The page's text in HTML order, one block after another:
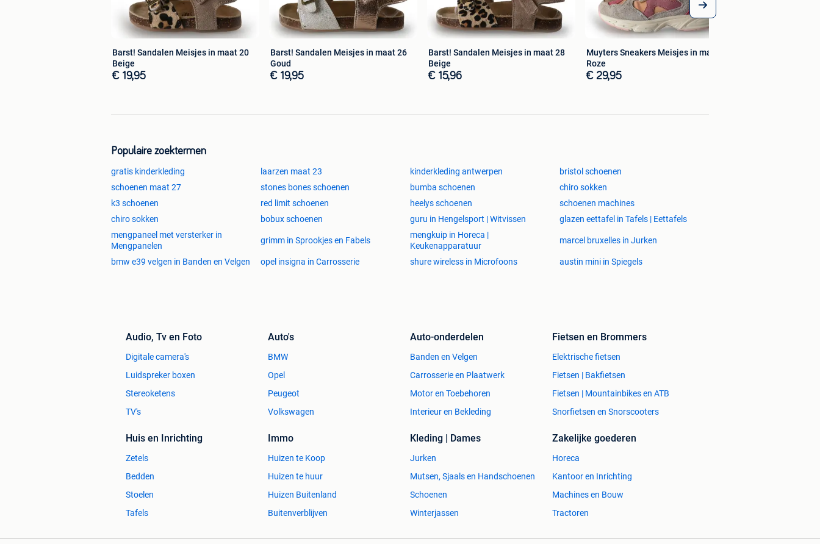
Barst! Sandalen Meisjes in maat 20
Beige
€ 19,95
Barst! Sandalen Meisjes in maat 26
Goud
€ 19,95
Barst! Sandalen Meisjes in maat 28
Beige
€ 15,96
Muyters Sneakers Meisjes in maat 28
Roze
€ 29,95
Populaire zoektermen
gratis kinderkleding laarzen maat 23 kinderkleding antwerpen
bristol schoenen
schoenen maat 27
stones bones schoenen bumba schoenen
chiro sokken
k3 schoenen
red limit schoenen heelys schoenen
schoenen machines
chiro sokken
bobux schoenen guru in Hengelsport | Witvissen
glazen eettafel in Tafels | Eettafels
mengpaneel met versterker in
Mengpanelen
grimm in Sprookjes en Fabels
mengkuip in Horeca |
Keukenapparatuur
marcel bruxelles in Jurken
bmw e39 velgen in Banden en Velgen opel insigna in Carrosserie shure wireless in Microfoons austin mini in Spiegels
Audio, Tv en Foto
Digitale camera's
Luidspreker boxen
Stereoketens
TV's
Auto's
BMW
Opel
Peugeot
Volkswagen
Auto-onderdelen
Banden en Velgen
Carrosserie en Plaatwerk
Motor en Toebehoren
Interieur en Bekleding
Fietsen en Brommers
Elektrische fietsen
Fietsen | Bakfietsen
Fietsen | Mountainbikes en ATB
Snorfietsen en Snorscooters
Huis en Inrichting
Zetels
Bedden
Stoelen
Tafels
Immo
Huizen te Koop
Huizen te huur
Huizen Buitenland
Buitenverblijven
Kleding | Dames
Jurken
Mutsen, Sjaals en Handschoenen
Schoenen
Winterjassen
Zakelijke goederen
Horeca
Kantoor en Inrichting
Machines en Bouw
Tractoren